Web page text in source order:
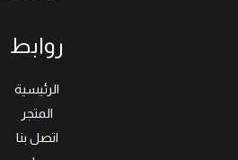
روابط
الرئيسية
المتجر
اتصل بنا